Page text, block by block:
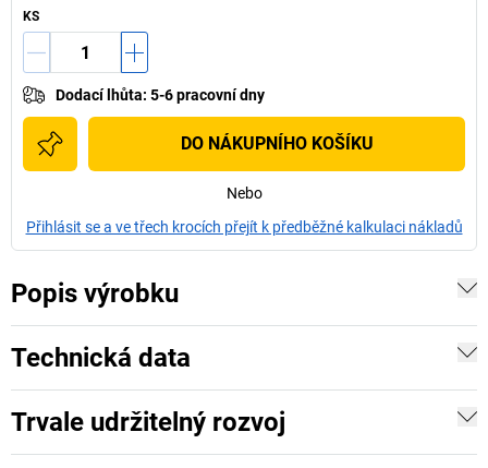
KS
Dodací lhůta: 5-6 pracovní dny
DO NÁKUPNÍHO KOŠÍKU
Nebo
Přihlásit se a ve třech krocích přejít k předběžné kalkulaci nákladů
Popis výrobku
Technická data
Trvale udržitelný rozvoj